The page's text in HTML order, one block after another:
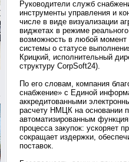
Руководители служб
инструменты управления и
числе в виде визуализации
виджетах в режиме
возможность в любой
системы о статусе
Крицкий, исполнительный
структуру CorpSoft24).
По его словам, компания
снабжение» с Единой
аккредитованными
расчету НМЦК на основании
автоматизированным
процесса закупок: ускоряет
сокращает издержки,
поставок.